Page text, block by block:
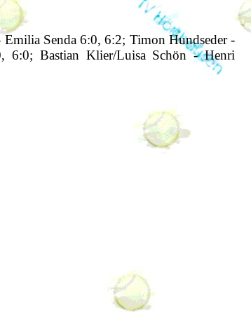
Senda 6:0, 6:2; Timon Hundseder -
6:0; Bastian Klier/Luisa Schön - Henri